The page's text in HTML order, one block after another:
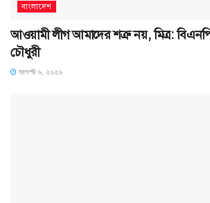
বাংলাদেশ
আওয়ামী লীগ আমাদের শত্রু নয়, মিত্র:
চৌধুরী
আগস্ট ৬, ২০২৬